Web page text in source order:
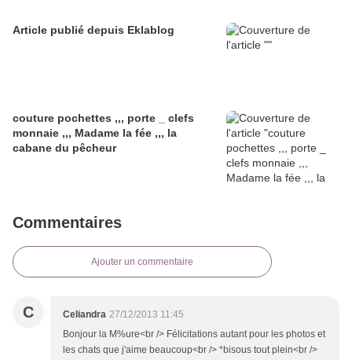
Article publié depuis Eklablog
couture pochettes ,,, porte _ clefs
monnaie ,,, Madame la fée ,,, la
cabane du pêcheur
Commentaires
Ajouter un commentaire
C Celiandra 27/12/2013 11:45
Bonjour la M%ure<br /> Félicitations autant pour les photos et
les chats que j'aime beaucoup<br /> *bisous tout plein<br />